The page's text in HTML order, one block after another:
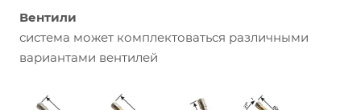
Вентили
система может комплектоваться различными
вариантами вентилей